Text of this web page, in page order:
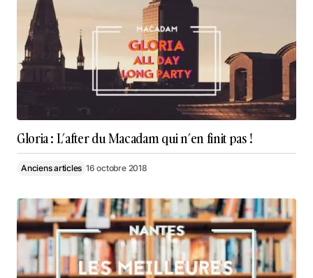
Gloria : L’after du Macadam qui n’en finit pas !
Anciens articles 16 octobre 2018